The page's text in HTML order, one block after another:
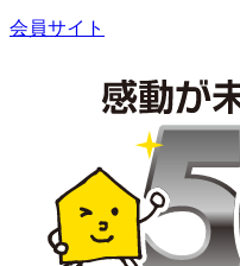
会員サイト